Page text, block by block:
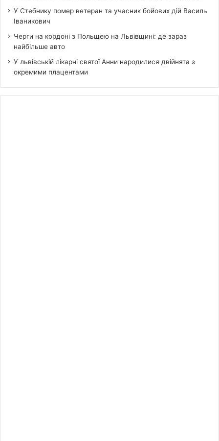
У Стебнику помер ветеран та учасник бойових дій Василь
Іваникович
Черги на кордоні з Польщею на Львівщині: де зараз
найбільше авто
У львівській лікарні святої Анни народилися двійнята з
окремими плацентами